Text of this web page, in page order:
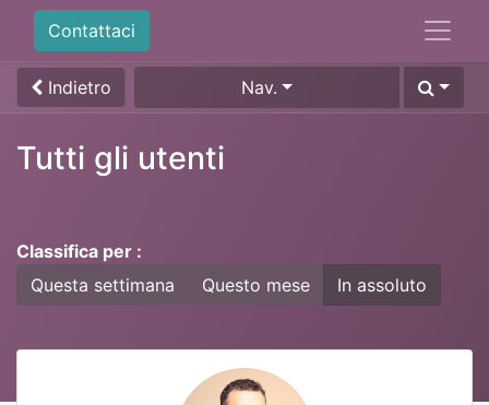
Contattaci
Indietro Nav.
Tutti gli utenti
Classifica per :
Questa settimana
Questo mese In assoluto